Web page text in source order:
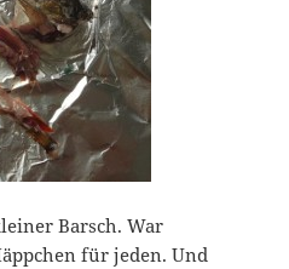
Barsch. War
für jeden. Und